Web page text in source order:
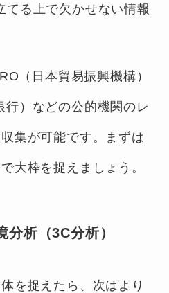
てる上で欠かせない情報
（日本貿易振興機構）
）などの公的機関のレ
集が可能です。まずは
大枠を捉えましょう。
分析（3C分析）
を捉えたら、次はより